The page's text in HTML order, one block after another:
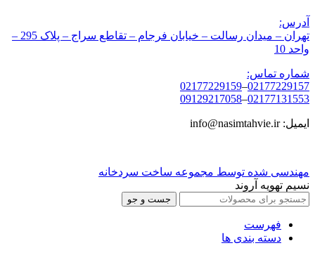
آدرس:
تهران – میدان رسالت – خیابان فرجام – تقاطع سراج – پلاک 295 –
واحد 10
شماره تماس:
02177229157
–
02177229159
02177131553
–
09129217058
ایمیل: info@nasimtahvie.ir
مهندسی شده توسط مجموعه ساخت سردخانه
نسیم تهویه آروند
جست و جو
فهرست
دسته بندی ها